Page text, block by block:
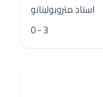
استاد متروبوليتانو
3 - 0